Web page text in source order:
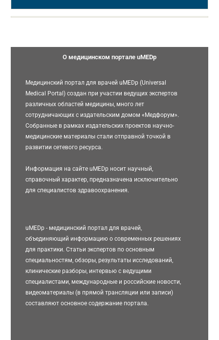
О медицинском портале uMEDp
Медицинский портал для врачей uMEDp (Universal
Medical Portal) создан при участии ведущих экспертов
различных областей медицины, много лет
сотрудничающих с издательским домом «Медфорум».
Собранные в рамках издательских проектов научно-
медицинские материалы стали отправной точкой в
развитии сетевого ресурса.
Информация на сайте uMEDp носит научный,
справочный характер, предназначена исключительно
для специалистов здравоохранения.
uMEDp - медицинский портал для врачей,
объединяющий информацию о современных решениях
для практики. Статьи экспертов по основным
специальностям, обзоры, результаты исследований,
клинические разборы, интервью с ведущими
специалистами, международные и российские новости,
видеоматериалы (в прямой трансляции или записи)
составляют основное содержание портала.